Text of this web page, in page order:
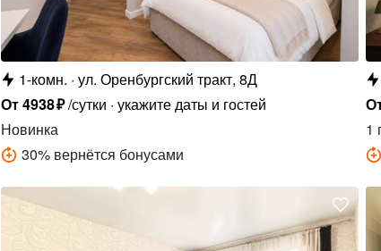
1-комн. ул. Оренбургский тракт, 8Д
От4938₽/сутки укажите даты и гостей
Новинка
30% вернётся бонусами
1